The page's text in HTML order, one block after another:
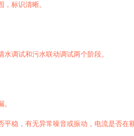
标识清晰。
调试和污水联动调试两个阶段。
稳，有无异常噪音或振动，电流是否在